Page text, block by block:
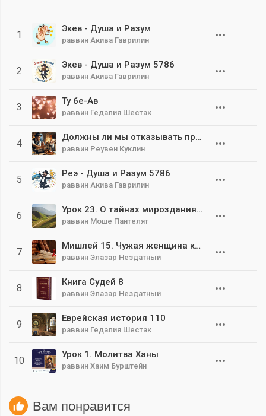
1
Экев - Душа и Разум
раввин Акива Гаврилин
2
Экев - Душа и Разум 5786
раввин Акива Гаврилин
3
Ту бе-Ав
раввин Гедалия Шестак
4
Должны ли мы отказывать простому человеку?
раввин Реувен Куклин
5
Реэ - Душа и Разум 5786
раввин Акива Гаврилин
6
Урок 23. О тайнах мироздания. О состоянии человека в этом мире
раввин Моше Пантелят
7
Мишлей 15. Чужая женщина как аллегория чуждой идеологии
раввин Элазар Нездатный
8
Книга Судей 8
раввин Элазар Нездатный
9
Еврейская история 110
раввин Гедалия Шестак
10
Урок 1. Молитва Ханы
раввин Хаим Бурштейн
Вам понравится